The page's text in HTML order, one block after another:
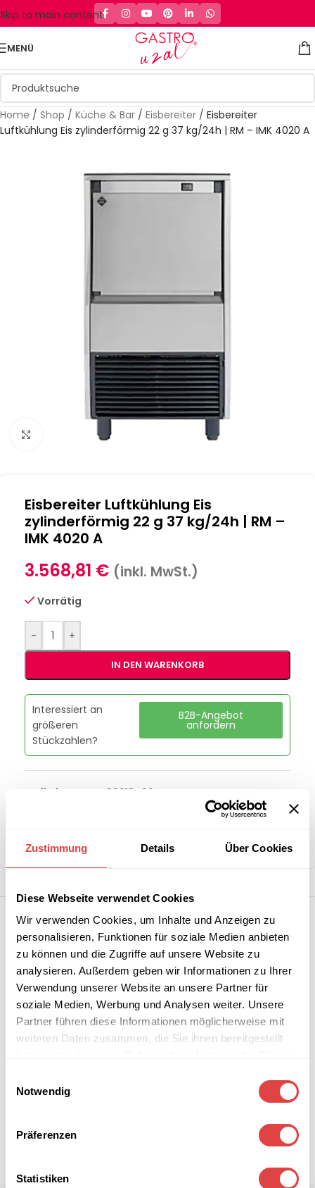
Zustimmung Details Über Cookies
Diese Webseite verwendet Cookies
Wir verwenden Cookies, um Inhalte und Anzeigen zu
personalisieren, Funktionen für soziale Medien anbieten
zu können und die Zugriffe auf unsere Website zu
analysieren. Außerdem geben wir Informationen zu Ihrer
Verwendung unserer Website an unsere Partner für
soziale Medien, Werbung und Analysen weiter. Unsere
Partner führen diese Informationen möglicherweise mit
weiteren Daten zusammen, die Sie ihnen bereitgestellt
Notwendig
Präferenzen
Statistiken
Skip to main content
MENÜ
Home / Shop / Küche & Bar / Eisbereiter / Eisbereiter
Luftkühlung Eis zylinderförmig 22 g 37 kg/24h | RM – IMK 4020 A
Klick zum Vergrößern
Eisbereiter Luftkühlung Eis
zylinderförmig 22 g 37 kg/24h | RM –
IMK 4020 A
3.568,81 € (inkl. MwSt.)
Vorrätig
- +
IN DEN WARENKORB
Interessiert an
größeren
Stückzahlen?
B2B-Angebot
anfordern
Artikelnummer: 00018490
Teilen: